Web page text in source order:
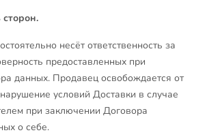
сторон.
несёт ответственность за
предоставленных при
данных. Продавец освобождается от
условий Доставки в случае
при заключении Договора
о себе.